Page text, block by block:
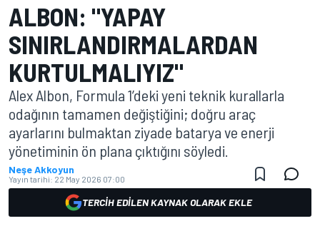
ALBON: "YAPAY
SINIRLANDIRMALARDAN
KURTULMALIYIZ"
Alex Albon, Formula 1’deki yeni teknik kurallarla
odağının tamamen değiştiğini; doğru araç
ayarlarını bulmaktan ziyade batarya ve enerji
yönetiminin ön plana çıktığını söyledi.
Neşe Akkoyun
Yayın tarihi: 22 May 2026 07:00
TERCIH EDILEN KAYNAK OLARAK EKLE